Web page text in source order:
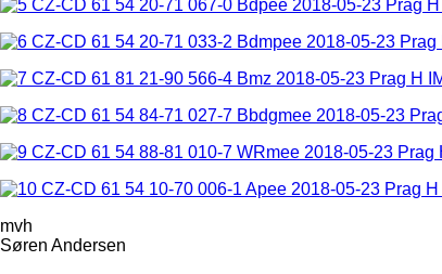
mvh
Søren Andersen